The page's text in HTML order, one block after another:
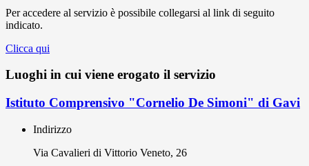
Per accedere al servizio è possibile collegarsi al link di seguito
indicato.
Clicca qui
Luoghi in cui viene erogato il servizio
Istituto Comprensivo "Cornelio De Simoni" di Gavi
Indirizzo
Via Cavalieri di Vittorio Veneto, 26